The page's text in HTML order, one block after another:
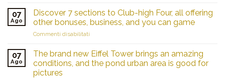
is
incredibly
versatile
additionally
examined
KYC,
cellular
play
07
Ago
Discover 7 sections to Club-high Four, all offering
other bonuses, business, and you can game
Commenti disabilitati
7
sections
to
07
Ago
The brand new Eiffel Tower brings an amazing
conditions, and the pond urban area is good for
pictures